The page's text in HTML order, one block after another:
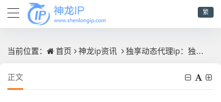
繁
当前位置： 首页 神龙ip资讯 独享动态代理ip：独享的动态IP代理用起来到底有多爽？
正文